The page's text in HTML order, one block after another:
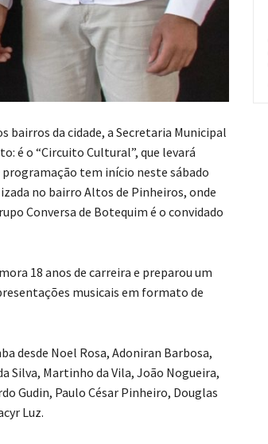
bairros da cidade, a Secretaria Municipal
é o “Circuito Cultural”, que levará
tem início neste sábado
no bairro Altos de Pinheiros, onde
Conversa de Botequim é o convidado
18 anos de carreira e preparou um
musicais em formato de
desde Noel Rosa, Adoniran Barbosa,
Silva, Martinho da Vila, João Nogueira,
Gudin, Paulo César Pinheiro, Douglas
Luz.